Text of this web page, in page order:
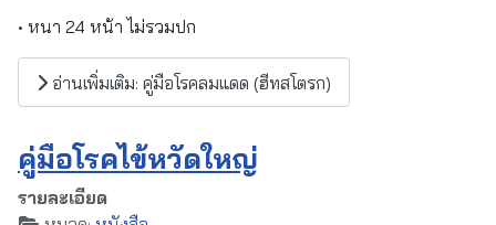
• หนา 24 หน้า ไม่รวมปก
อ่านเพิ่มเติม: คู่มือโรคลมแดด (ฮีทสโตรก)
คู่มือโรคไข้หวัดใหญ่
รายละเอียด